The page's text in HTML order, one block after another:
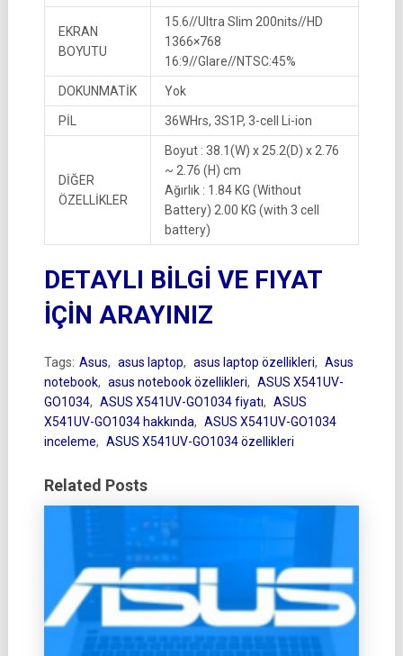
EKRAN
BOYUTU
15.6//Ultra Slim 200nits//HD
1366×768
16:9//Glare//NTSC:45%
DOKUNMATİK Yok
PİL 36WHrs, 3S1P, 3-cell Li-ion
DİĞER
ÖZELLİKLER
Boyut : 38.1(W) x 25.2(D) x 2.76
~ 2.76 (H) cm
Ağırlık : 1.84 KG (Without
Battery) 2.00 KG (with 3 cell
battery)
DETAYLI BİLGİ VE FIYAT
İÇİN ARAYINIZ
Tags: Asus, asus laptop, asus laptop özellikleri, Asus
notebook, asus notebook özellikleri, ASUS X541UV-
GO1034, ASUS X541UV-GO1034 fiyatı, ASUS
X541UV-GO1034 hakkında, ASUS X541UV-GO1034
inceleme, ASUS X541UV-GO1034 özellikleri
Related Posts